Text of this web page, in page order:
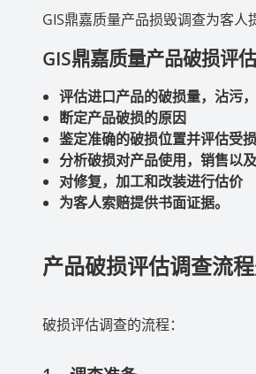
GIS鼎嘉质量产品损毁调查为客人
GIS鼎嘉质量产品破损评估
评估进口产品的破损量，沾污
断定产品破损的原因
鉴定准确的破损位置并评估受
分析破损对产品使用，销售以
对修复，加工和改装进行估价
为客人索赔提供书面证据。
产品破损评估调查流程
破损评估调查的流程：